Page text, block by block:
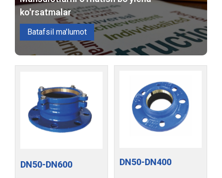
ko'rsatmalar
Batafsil ma'lumot
DN50-DN600 DN50-DN400